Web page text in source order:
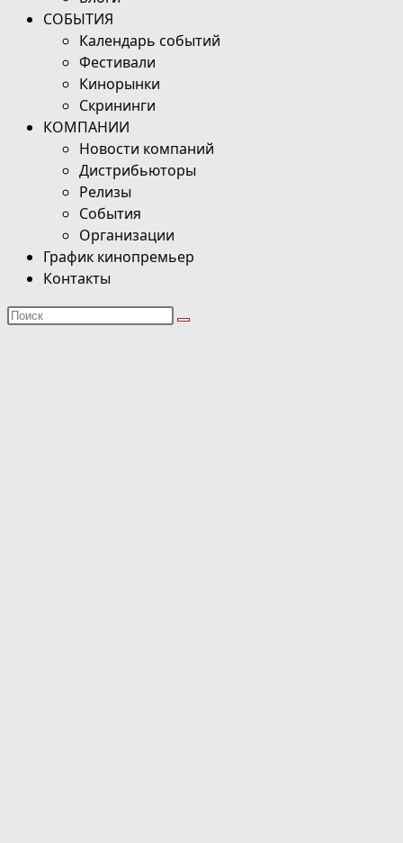
СОБЫТИЯ
Календарь событий
Фестивали
Кинорынки
Скрининги
КОМПАНИИ
Новости компаний
Дистрибьюторы
Релизы
События
Организации
График кинопремьер
Контакты
Поиск